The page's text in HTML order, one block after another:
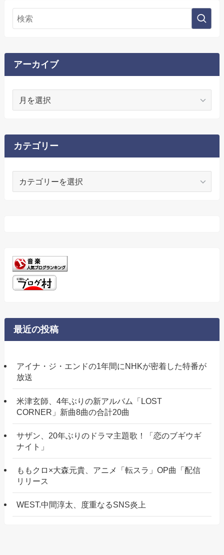
アーカイブ
イ
ブ
カテゴリー
最近の投稿
アイナ・ジ・エンドの1年間にNHKが密着した特番が
放送
米津玄師、4年ぶりの新アルバム「LOST
CORNER」新曲8曲の合計20曲
サザン、20年ぶりのドラマ主題歌！「恋のブギウギ
ナイト」
ももクロ×大森元貴、アニメ「転スラ」OP曲「配信
リリース
WEST.中間淳太、度重なるSNS炎上